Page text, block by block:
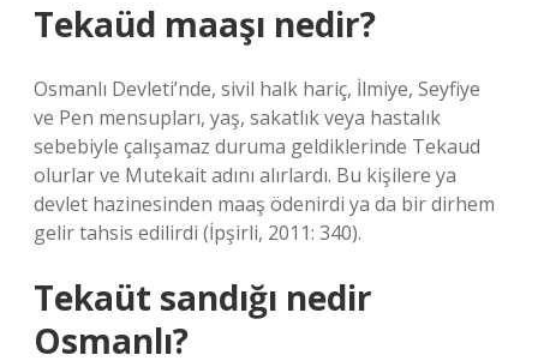
Tekaüd maaşı nedir?
Osmanlı Devleti’nde, sivil halk hariç, İlmiye, Seyfiye
ve Pen mensupları, yaş, sakatlık veya hastalık
sebebiyle çalışamaz duruma geldiklerinde Tekaud
olurlar ve Mutekait adını alırlardı. Bu kişilere ya
devlet hazinesinden maaş ödenirdi ya da bir dirhem
gelir tahsis edilirdi (İpşirli, 2011: 340).
Tekaüt sandığı nedir
Osmanlı?